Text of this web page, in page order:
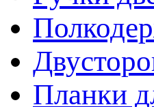
Планки